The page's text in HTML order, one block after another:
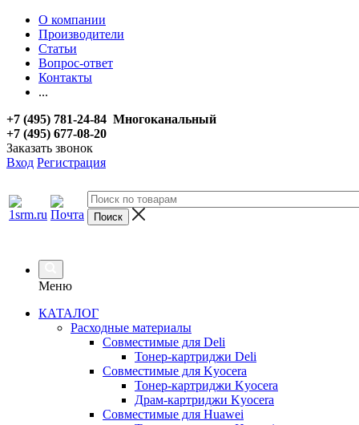
О компании
Производители
Статьи
Вопрос-ответ
Контакты
...
+7 (495) 781-24-84 Многоканальный
+7 (495) 677-08-20
Заказать звонок
Вход Регистрация
Меню
КАТАЛОГ
Расходные материалы
Совместимые для Deli
Тонер-картриджи Deli
Совместимые для Kyocera
Тонер-картриджи Kyocera
Драм-картриджи Kyocera
Совместимые для Huawei